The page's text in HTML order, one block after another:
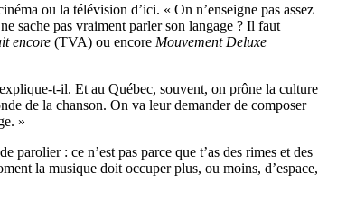
ou la télévision d’ici. « On n’enseigne pas assez
sache pas vraiment parler son langage ? Il faut
encore (TVA) ou encore Mouvement Deluxe
t-il. Et au Québec, souvent, on prône la culture
de la chanson. On va leur demander de composer
»
: ce n’est pas parce que t’as des rimes et des
la musique doit occuper plus, ou moins, d’espace,